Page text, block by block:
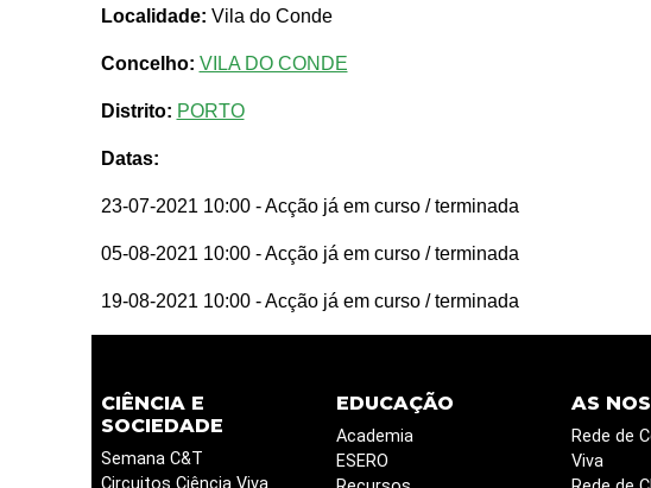
Localidade: Vila do Conde
Concelho: VILA DO CONDE
Distrito: PORTO
Datas:
23-07-2021 10:00 - Acção já em curso / terminada
05-08-2021 10:00 - Acção já em curso / terminada
19-08-2021 10:00 - Acção já em curso / terminada
CIÊNCIA E
SOCIEDADE
Semana C&T
EDUCAÇÃO
Academia
ESERO
AS
Rede de
Viva